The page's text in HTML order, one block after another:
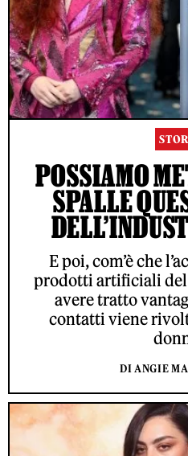
POSSIAMO
SPALLE
E poi, com’è che
prodotti artificiali del
avere tratto
contatti viene
DI ANGIE